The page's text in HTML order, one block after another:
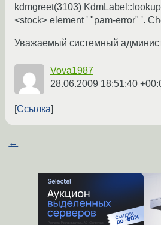
kdmgreet(3103)
<stock> element ' "pam-error" '.
Уважаемый системный
Vova1987
28.06.2009 18:51:40
Ссылка
←